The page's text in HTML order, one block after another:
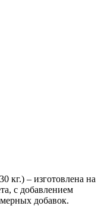
кг.) – изготовлена на
с добавлением
добавок.